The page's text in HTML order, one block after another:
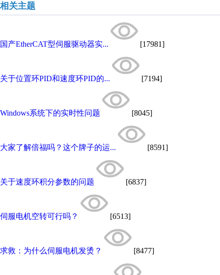
相关主题
国产EtherCAT型伺服驱动器实... [17981]
关于位置环PID和速度环PID的... [7194]
Windows系统下的实时性问题 [8045]
大家了解倍福吗？这个牌子的运... [8591]
关于速度环积分参数的问题 [6837]
伺服电机空转可行吗？ [6513]
求救：为什么伺服电机发烫？ [8477]